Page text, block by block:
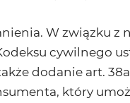
W związku z
cywilnego
dodanie art.
który